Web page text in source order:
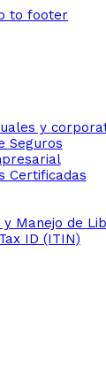
to footer
y
Seguros
Certificadas
y Manejo de
ID (ITIN)